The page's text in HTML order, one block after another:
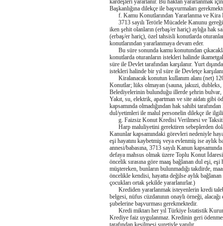
kardeşleri yararlanır. Bu haktan yararlanmak
Başkanlığına dilekçe ile başvurmaları
f. Kamu Konutlarından Yararlanma ve Kira
3713 sayılı Terörle Mücadele Kanunu
iken şehit olanların (erbaş/er hariç) aylığa hak
(erbaş/er hariç), özel tahsisli konutlarda
konutlarından yararlanmaya devam eder.
Bu süre sonunda kamu konutundan
konutlarda oturanların istekleri halinde
süre ile Devlet tarafından karşılanır. Yurt
istekleri halinde bir yıl süre ile Devletçe
Kiralanacak konutun kullanım alanı (net) 120
Konutlar; lüks olmayan (sauna, jakuzi,
Belediyelerinin bulunduğu illerde şehrin bulvar,
Yakıt, su, elektrik, apartman ve site aidatı gibi
kapsamında olmadığından hak sahibi
dul/yetimleri ile malul personelin dilekçe ile ilgili
g. Faizsiz Konut Kredisi Verilmesi ve
Harp maluliyetini gerektiren sebeplerden
Kanunlar kapsamındaki görevleri nedeniyle
eşi hayatını kaybetmiş veya evlenmiş ise aylık
annesi/babasına, 3713 sayılı Kanun
defaya mahsus olmak üzere Toplu Konut
öncelik sırasına göre maaş bağlanan dul eşi,
müştereken, bunların bulunmadığı takdirde,
öncelikle kendisi, hayatta değilse aylık
çocukları ortak şekilde yararlanırlar.)
Krediden yararlanmak isteyenlerin kredi
belgesi, nüfus cüzdanının onaylı örneği,
şubelerine başvurması gerekmektedir.
Kredi miktarı her yıl Türkiye İstatistik
Krediye faiz uygulanmaz. Kredinin geri
tarafından kesilmesi suretiyle yapılır.